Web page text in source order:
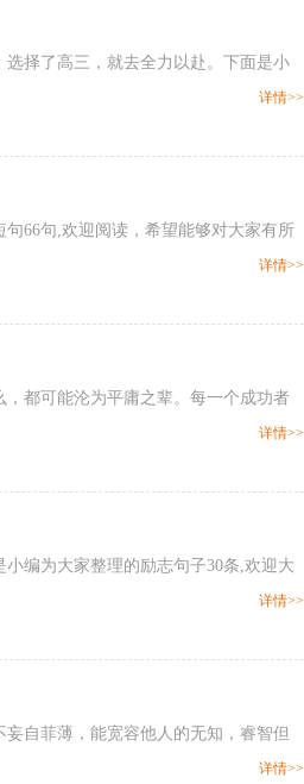
选择了高三，就去全力以赴。下面是小
详情>>
66句,欢迎阅读，希望能够对大家有所
详情>>
都可能沦为平庸之辈。每一个成功者
详情>>
小编为大家整理的励志句子30条,欢迎大
详情>>
自菲薄，能宽容他人的无知，睿智但
详情>>